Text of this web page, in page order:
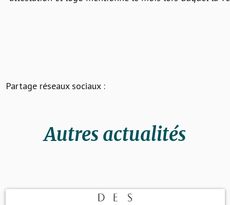
Partage réseaux sociaux :
Autres actualités